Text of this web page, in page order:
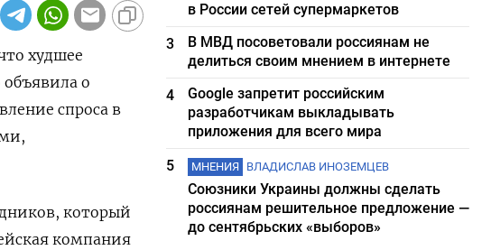
худшее
о
спроса в
который
компания
в России сетей супермаркетов
3
В МВД посоветовали россиянам не
делиться своим мнением в интернете
4
Google запретит российским
разработчикам выкладывать
приложения для всего мира
5
МНЕНИЯ ВЛАДИСЛАВ ИНОЗЕМЦЕВ
Союзники Украины должны сделать
россиянам решительное предложение —
до сентябрьских «выборов»